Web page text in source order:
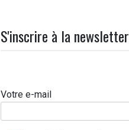
S'inscrire à la newsletter
Votre e-mail